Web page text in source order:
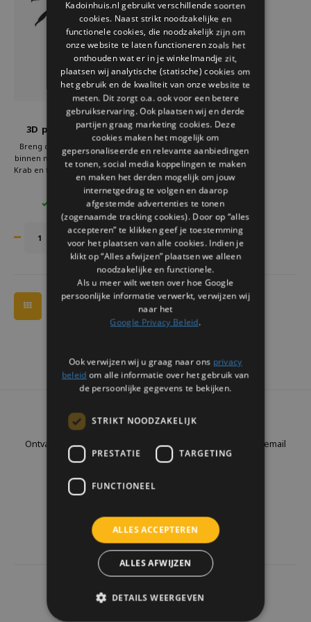
Welke Zwitscherbox past bij jou?
Zwitscherbox als cadeau
Kraamcadeau
Wanddecoratie
Leesbrillen
Storytiles
Assembli
3D papier strand krab
insect
Breng de magie van de zee naar
binnen met Assembli's 3D Papieren
Krab en transformeer je huis in een
oase van creativiteit en stijl. Ontdek
vandaag nog de collectie en laat je
inspireren door de pracht van de
natuur, één knip en vouw tegelijk!
€14,95
3 OP VOORRAAD
Nieuwsbrief
Ontvang de laatste updates, nieuws en aanbiedingen via email
4441reviews
ENGLISH
Kadoinhuis.nl gebruikt verschillende soorten
cookies. Naast strikt noodzakelijke en
functionele cookies, die noodzakelijk zijn om
onze website te laten functioneren zoals het
onthouden wat er in je winkelmandje zit,
plaatsen wij analytische (statische) cookies om
het gebruik en de kwaliteit van onze website te
meten. Dit zorgt o.a. ook voor een betere
gebruikservaring. Ook plaatsen wij en derde
partijen graag marketing cookies. Deze
cookies maken het mogelijk om
gepersonaliseerde en relevante aanbiedingen
te tonen, social media koppelingen te maken
en maken het derden mogelijk om jouw
internetgedrag te volgen en daarop
afgestemde advertenties te tonen
(zogenaamde tracking cookies). Door op “alles
accepteren” te klikken geef je toestemming
voor het plaatsen van alle cookies. Indien je
klikt op “Alles afwijzen” plaatsen we alleen
noodzakelijke en functionele.
Als u meer wilt weten over hoe Google
persoonlijke informatie verwerkt, verwijzen wij
naar het
Google Privacy Beleid.
Ook verwijzen wij u graag naar ons privacy
beleid om alle informatie over het gebruik van
de persoonlijke gegevens te bekijken.
STRIKT NOODZAKELIJK
PRESTATIE TARGETING
FUNCTIONEEL
ALLES ACCEPTEREN
ALLES AFWIJZEN
DETAILS WEERGEVEN